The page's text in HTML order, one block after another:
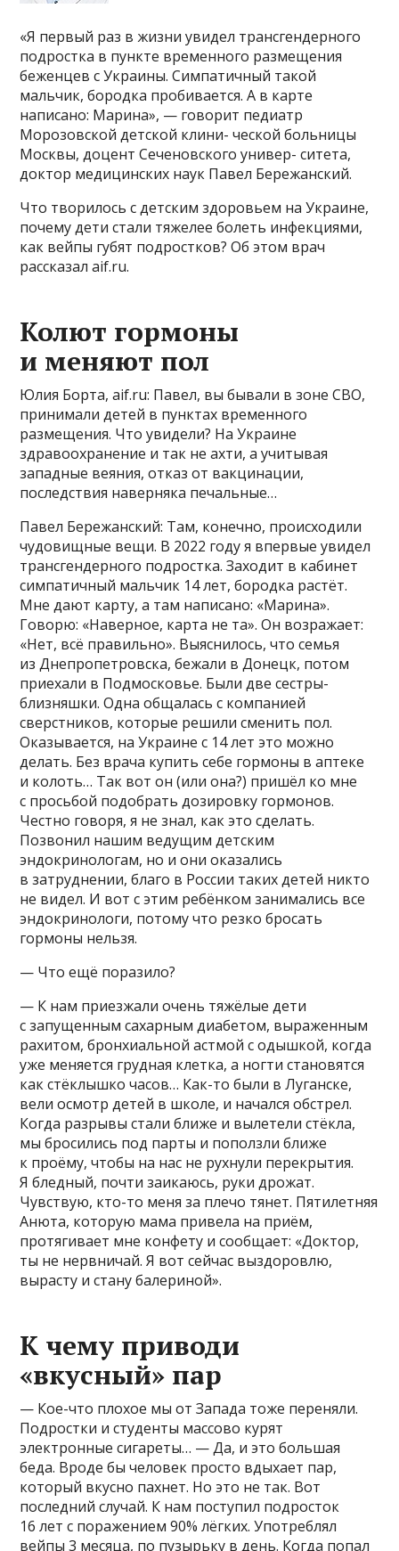
«Я первый раз в жизни увидел трансгендерного
подростка в пункте временного размещения
беженцев с Украины. Симпатичный такой
мальчик, бородка пробивается. А в карте
написано: Марина», — говорит педиатр
Морозовской детской клини- ческой больницы
Москвы, доцент Сеченовского универ- ситета,
доктор медицинских наук Павел Бережанский.
Что творилось с детским здоровьем на Украине,
почему дети стали тяжелее болеть инфекциями,
как вейпы губят подростков? Об этом врач
рассказал aif.ru.
Колют гормоны
и меняют пол
Юлия Борта, aif.ru: Павел, вы бывали в зоне СВО,
принимали детей в пунктах временного
размещения. Что увидели? На Украине
здравоохранение и так не ахти, а учитывая
западные веяния, отказ от вакцинации,
последствия наверняка печальные…
Павел Бережанский: Там, конечно, происходили
чудовищные вещи. В 2022 году я впервые увидел
трансгендерного подростка. Заходит в кабинет
симпатичный мальчик 14 лет, бородка растёт.
Мне дают карту, а там написано: «Марина».
Говорю: «Наверное, карта не та». Он возражает:
«Нет, всё правильно». Выяснилось, что семья
из Днепропетровска, бежали в Донецк, потом
приехали в Подмосковье. Были две сестры-
близняшки. Одна общалась с компанией
сверстников, которые решили сменить пол.
Оказывается, на Украине с 14 лет это можно
делать. Без врача купить себе гормоны в аптеке
и колоть… Так вот он (или она?) пришёл ко мне
с просьбой подобрать дозировку гормонов.
Честно говоря, я не знал, как это сделать.
Позвонил нашим ведущим детским
эндокринологам, но и они оказались
в затруднении, благо в России таких детей никто
не видел. И вот с этим ребёнком занимались все
эндокринологи, потому что резко бросать
гормоны нельзя.
— Что ещё поразило?
— К нам приезжали очень тяжёлые дети
с запущенным сахарным диабетом, выраженным
рахитом, бронхиальной астмой с одышкой, когда
уже меняется грудная клетка, а ногти становятся
как стёклышко часов… Как-то были в Луганске,
вели осмотр детей в школе, и начался обстрел.
Когда разрывы стали ближе и вылетели стёкла,
мы бросились под парты и поползли ближе
к проёму, чтобы на нас не рухнули перекрытия.
Я бледный, почти заикаюсь, руки дрожат.
Чувствую, кто-то меня за плечо тянет. Пятилетняя
Анюта, которую мама привела на приём,
протягивает мне конфету и сообщает: «Доктор,
ты не нервничай. Я вот сейчас выздоровлю,
вырасту и стану балериной».
К чему приводи
«вкусный» пар
— Кое-что плохое мы от Запада тоже переняли.
Подростки и студенты массово курят
электронные сигареты… — Да, и это большая
беда. Вроде бы человек просто вдыхает пар,
который вкусно пахнет. Но это не так. Вот
последний случай. К нам поступил подросток
16 лет с поражением 90% лёгких. Употреблял
вейпы 3 месяца, по пузырьку в день. Когда попал